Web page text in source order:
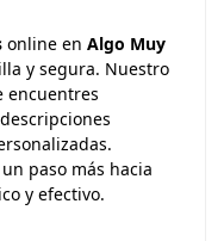
online en Algo Muy
y segura. Nuestro
encuentres
paso más hacia
y efectivo.